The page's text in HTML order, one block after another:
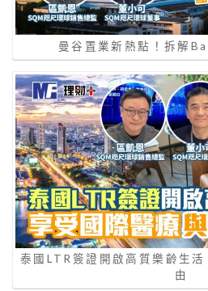
曼谷置業新熱點！拆解
泰國LTR簽證開啟高質樂齡生
由